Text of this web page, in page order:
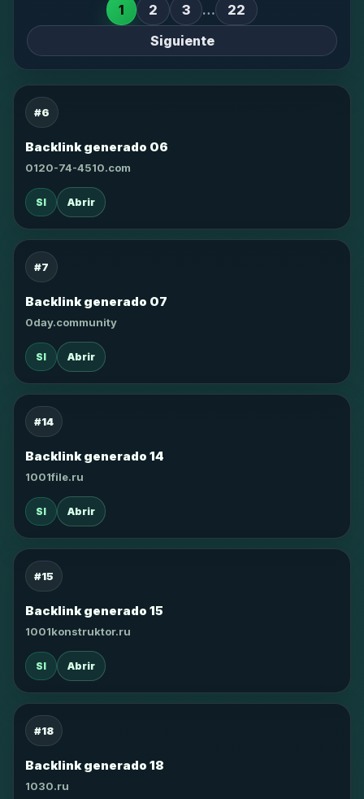
1
2 3 …
22
Siguiente
#6
Backlink generado 06
0120-74-4510.com
SI Abrir
#7
Backlink generado 07
0day.community
SI Abrir
#14
Backlink generado 14
1001file.ru
SI Abrir
#15
Backlink generado 15
1001konstruktor.ru
SI Abrir
#18
Backlink generado 18
1030.ru